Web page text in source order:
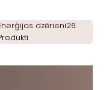
dzērieni26